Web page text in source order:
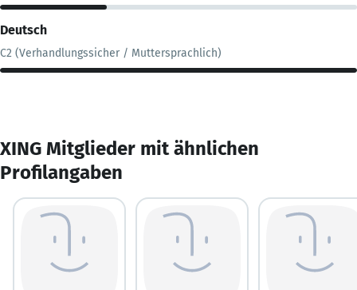
Deutsch
C2 (Verhandlungssicher / Muttersprachlich)
XING Mitglieder mit ähnlichen
Profilangaben